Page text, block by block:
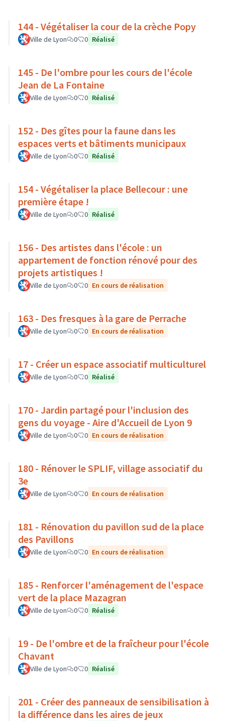
144 - Végétaliser la cour de la crèche Popy
Ville de Lyon 0 0 Réalisé
145 - De l'ombre pour les cours de l'école
Jean de La Fontaine
Ville de Lyon 0 0 Réalisé
152 - Des gîtes pour la faune dans les
espaces verts et bâtiments municipaux
Ville de Lyon 0 0 Réalisé
154 - Végétaliser la place Bellecour : une
première étape !
Ville de Lyon 0 0 Réalisé
156 - Des artistes dans l'école : un
appartement de fonction rénové pour des
projets artistiques !
Ville de Lyon 0 0 En cours de réalisation
163 - Des fresques à la gare de Perrache
Ville de Lyon 0 0 En cours de réalisation
17 - Créer un espace associatif multiculturel
Ville de Lyon 0 0 Réalisé
170 - Jardin partagé pour l'inclusion des
gens du voyage - Aire d'Accueil de Lyon 9
Ville de Lyon 0 0 En cours de réalisation
180 - Rénover le SPLIF, village associatif du
3e
Ville de Lyon 0 0 En cours de réalisation
181 - Rénovation du pavillon sud de la place
des Pavillons
Ville de Lyon 0 0 En cours de réalisation
185 - Renforcer l'aménagement de l'espace
vert de la place Mazagran
Ville de Lyon 0 0 Réalisé
19 - De l'ombre et de la fraîcheur pour l'école
Chavant
Ville de Lyon 0 0 Réalisé
201 - Créer des panneaux de sensibilisation à
la différence dans les aires de jeux